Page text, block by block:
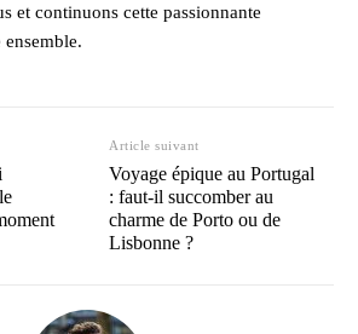
et continuons cette passionnante
Article suivant
Voyage épique au Portugal
: faut-il succomber au
charme de Porto ou de
Lisbonne ?